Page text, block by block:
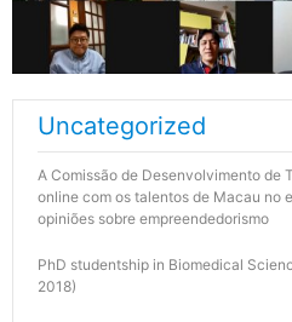
Uncategorized
A Comissão de Desenvolvimento de
online com os talentos de Macau no
opiniões sobre empreendedorismo
PhD studentship in Biomedical
2018)